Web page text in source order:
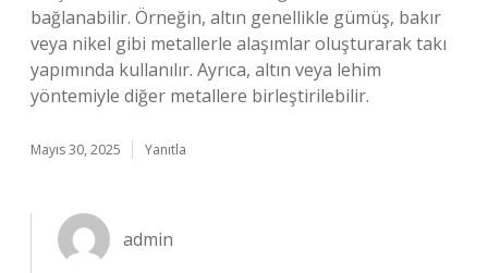
bağlanabilir. Örneğin, altın genellikle gümüş, bakır
veya nikel gibi metallerle alaşımlar oluşturarak takı
yapımında kullanılır. Ayrıca, altın veya lehim
yöntemiyle diğer metallere birleştirilebilir.
Mayıs 30, 2025 Yanıtla
admin